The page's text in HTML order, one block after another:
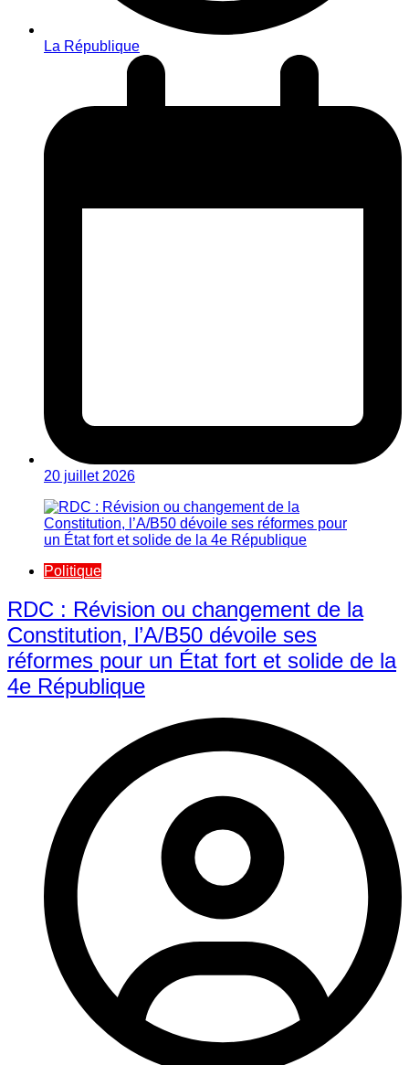
La République
20 juillet 2026
Politique
RDC : Révision ou changement de la
Constitution, l’A/B50 dévoile ses
réformes pour un État fort et solide de la
4e République